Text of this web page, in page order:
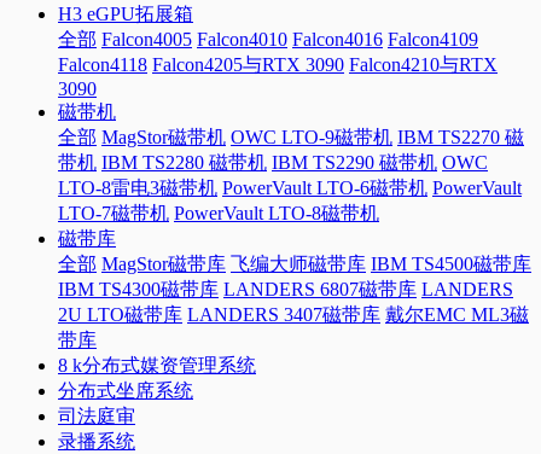
H3 eGPU拓展箱
全部 Falcon4005 Falcon4010 Falcon4016 Falcon4109
Falcon4118 Falcon4205与RTX 3090 Falcon4210与RTX
3090
磁带机
全部 MagStor磁带机 OWC LTO-9磁带机 IBM TS2270 磁
带机 IBM TS2280 磁带机 IBM TS2290 磁带机 OWC
LTO-8雷电3磁带机 PowerVault LTO-6磁带机 PowerVault
LTO-7磁带机 PowerVault LTO-8磁带机
磁带库
全部 MagStor磁带库 飞编大师磁带库 IBM TS4500磁带库
IBM TS4300磁带库 LANDERS 6807磁带库 LANDERS
2U LTO磁带库 LANDERS 3407磁带库 戴尔EMC ML3磁
带库
8 k分布式媒资管理系统
分布式坐席系统
司法庭审
录播系统